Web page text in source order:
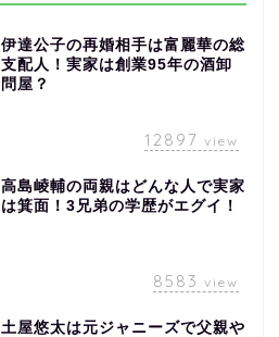
伊達公子の再婚相手は富麗華の総
支配人！実家は創業95年の酒卸
問屋？
12897 view
高島崚輔の両親はどんな人で実家
は箕面！3兄弟の学歴がエグイ！
8583 view
土屋悠太は元ジャニーズで父親や